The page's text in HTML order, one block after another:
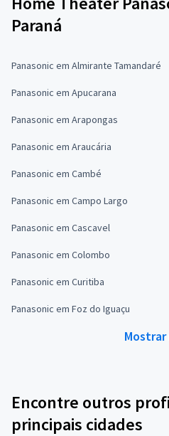
Paraná
Panasonic em Almirante Tamandaré
Panasonic em Apucarana
Panasonic em Arapongas
Panasonic em Araucária
Panasonic em Cambé
Panasonic em Campo Largo
Panasonic em Cascavel
Panasonic em Colombo
Panasonic em Curitiba
Panasonic em Foz do Iguaçu
Mostrar
Encontre outros
principais cidades